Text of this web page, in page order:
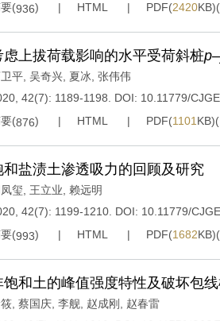
(936) HTML PDF(2420KB)(
虑上拔荷载影响的水平受荷斜桩p–
平 吴奇兴 夏冰 张伟伟
42(7): 1189-1198.
DOI: 10.11779/
(876) HTML PDF(1101 KB)(
和盐渍土渗透吸力的回顾及研究
玺 王立业
赖远明
42(7): 1199-1210. DOI: 10.11779/
(993) HTML PDF(1682KB)(
饱和土的峰值强度特性及破坏包
蔡国庆 李舰 赵成刚
赵春雷